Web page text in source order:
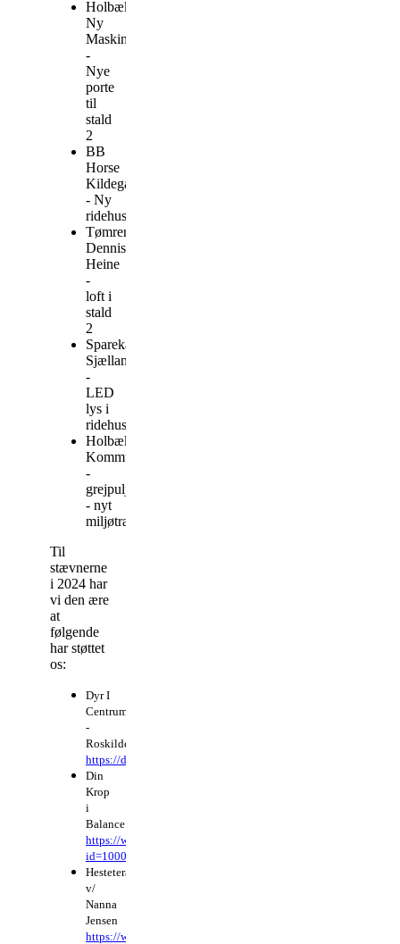
Holbæk
Ny
Maskinværksted
-
Nye
porte
til
stald
2
BB
Horse
Kildegården
- Ny
ridehusbund
Tømrermester
Dennis
Heine
-
loft i
stald
2
Sparekassen
Sjælland
-
LED
lys i
ridehuset
Holbæk
Kommune
-
grejpulje
- nyt
miljøtræningsudstyr
Til
stævnerne
i 2024 har
vi den ære
at
følgende
har støttet
os:
Dyr I
Centrum
-
Roskilde
https://dyricentrum.com/
Din
Krop
i
Balance.
https://www.facebook.com/profile.php?
id=100090292622316
Hesteterapi
v/
Nanna
Jensen
https://www.facebook.com/people/Hesteterapi-